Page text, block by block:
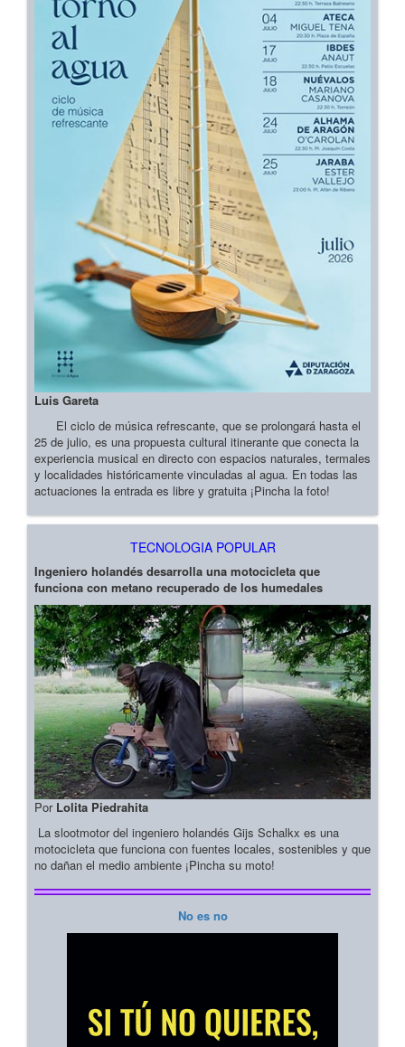
Luis Gareta
El ciclo de música refrescante, que se prolongará hasta el
25 de julio, es una propuesta cultural itinerante que conecta la
experiencia musical en directo con espacios naturales, termales
y localidades históricamente vinculadas al agua. En todas las
actuaciones la entrada es libre y gratuita ¡Pincha la foto!
TECNOLOGIA POPULAR
Ingeniero holandés desarrolla una motocicleta que
funciona con metano recuperado de los humedales
Por Lolita Piedrahita
La slootmotor del ingeniero holandés Gijs Schalkx es una
motocicleta que funciona con fuentes locales, sostenibles y que
no dañan el medio ambiente ¡Pincha su moto!
No es no